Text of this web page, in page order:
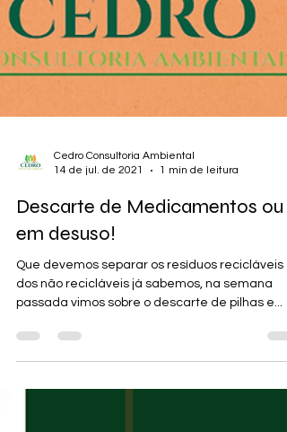
Cedro Consultoria Ambiental
14 de jul. de 2021
1 min de leitura
em desuso!
Que devemos separar os resíduos recicláveis